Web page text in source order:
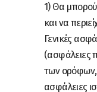
1) Θα
και να
Γενικές
(ασφάλειες
των ορόφων,
ασφάλειες